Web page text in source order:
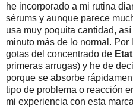
he incorporado a mi rutina
sérums y aunque parece
usa muy poquita cantidad,
minuto más de lo normal.
gotas del concentrado de
primeras arrugas) y he de
porque se absorbe
tipo de problema o reacción
mi experiencia con esta